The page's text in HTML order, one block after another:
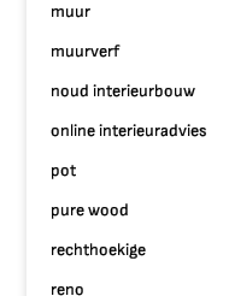
muur
muurverf
noud interieurbouw
online interieuradvies
pot
pure wood
rechthoekige
reno